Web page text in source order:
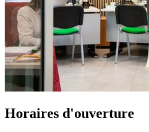
Horaires d'ouverture